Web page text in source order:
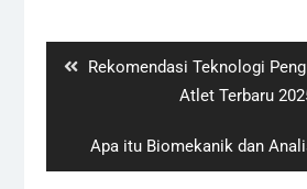
Previous
Rekomendasi Teknologi
Atlet Terbaru
Next
post:
Apa itu Biomekanik dan